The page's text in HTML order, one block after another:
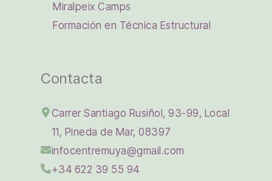
Miralpeix Camps
Formación en Técnica Estructural
Contacta
Carrer Santiago Rusiñol, 93-99, Local
11, Pineda de Mar, 08397
infocentremuya@gmail.com
+34 622 39 55 94